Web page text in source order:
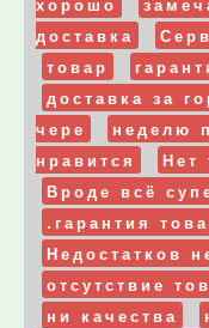
доставка
товар
доставка за
чере
неделю
нравится
Нет
Вроде всё
.гарантия
Недостатков
отсутствие
ни качества